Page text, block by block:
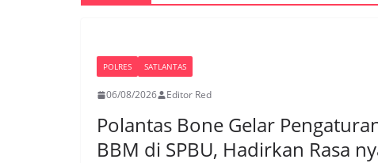
POLRES SATLANTAS
06/08/2026 Editor Red
Polantas Bone Gelar
BBM di SPBU, Hadirkan Rasa